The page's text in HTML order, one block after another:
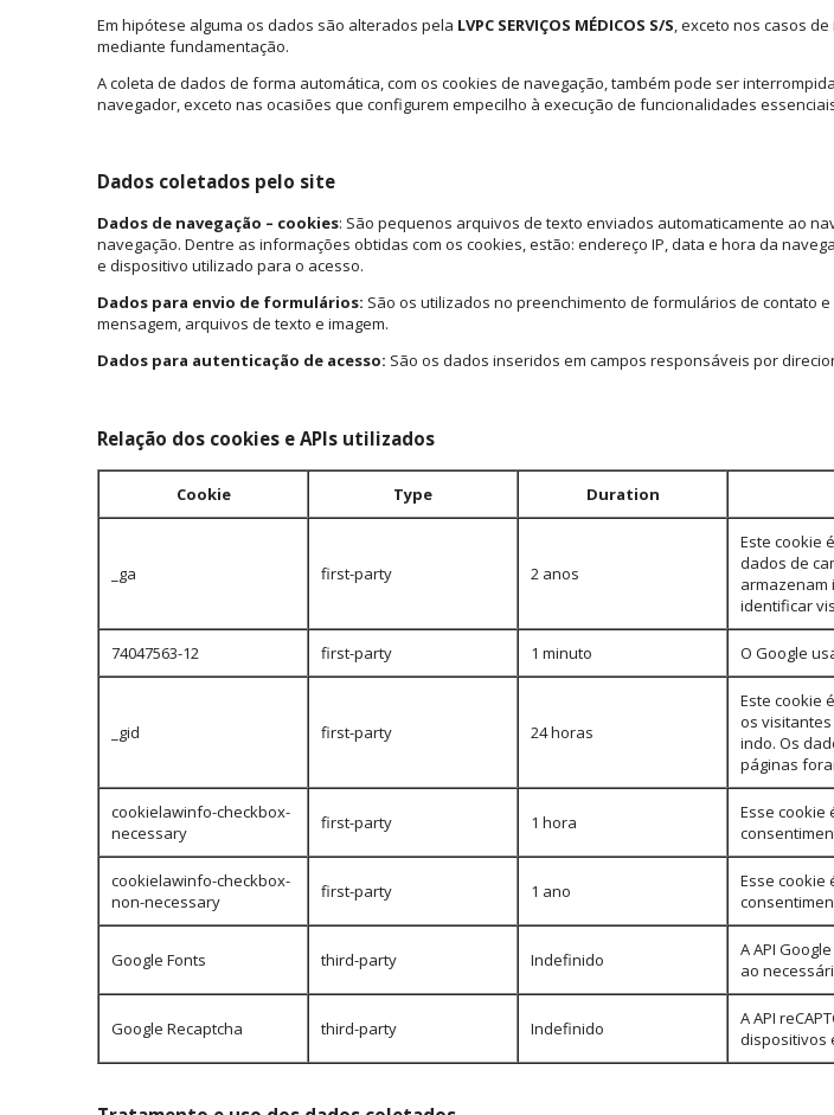
Em hipótese alguma os dados são alterados pela LVPC SERVIÇOS MÉDICOS S/S, exceto nos casos
mediante fundamentação.
A coleta de dados de forma automática, com os cookies de navegação, também pode ser
navegador, exceto nas ocasiões que configurem empecilho à execução de funcionalidades
Dados coletados pelo site
Dados de navegação – cookies: São pequenos arquivos de texto enviados automaticamente ao
navegação. Dentre as informações obtidas com os cookies, estão: endereço IP, data e hora da
e dispositivo utilizado para o acesso.
Dados para envio de formulários: São os utilizados no preenchimento de formulários de contato
mensagem, arquivos de texto e imagem.
Dados para autenticação de acesso: São os dados inseridos em campos responsáveis por
Relação dos cookies e APIs utilizados
Cookie Type Duration
_ga first-party 2 anos
Este cookie
dados de
armazenam
identificar
74047563-12 first-party 1 minuto O Google
_gid first-party 24 horas
Este cookie
os
indo. Os
páginas
cookielawinfo-checkbox-
necessary
first-party 1 hora
Esse cookie
cookielawinfo-checkbox-
non-necessary
first-party 1 ano
Esse cookie
Google Fonts third-party Indefinido
A API
ao
Google Recaptcha third-party Indefinido
A API
dispositivos